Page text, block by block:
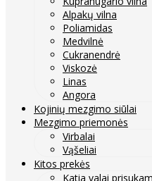
Alpakų vilna
Poliamidas
Medvilnė
Cukranendrė
Viskozė
Linas
Angora
Kojinių mezgimo siūlai
Mezgimo priemonės
Virbalai
Vąšeliai
Kitos prekės
Katia valai